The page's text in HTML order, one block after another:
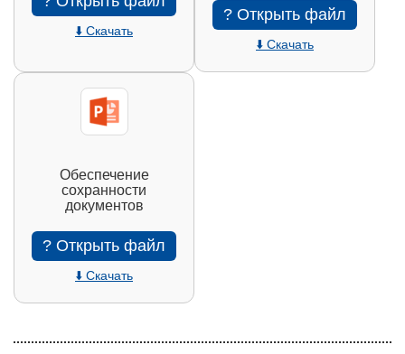
⬇️ Скачать
? Открыть файл
⬇️ Скачать
Обеспечение
сохранности
документов
? Открыть файл
⬇️ Скачать